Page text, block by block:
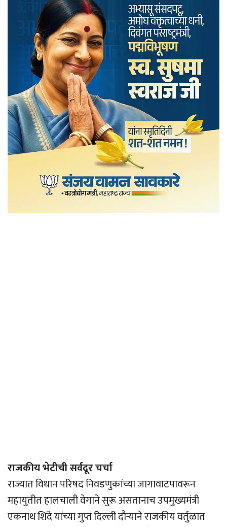
राजकीय भेटीची सर्वदूर चर्चा
राज्यात विधान परिषद निवडणुकांच्या जागावाटपावरून
महायुतीत हालचाली वेगाने सुरू असतानाच उपमुख्यमंत्री
एकनाथ शिंदे यांच्या गुप्त दिल्ली दौर्‍याने राजकीय वर्तुळात